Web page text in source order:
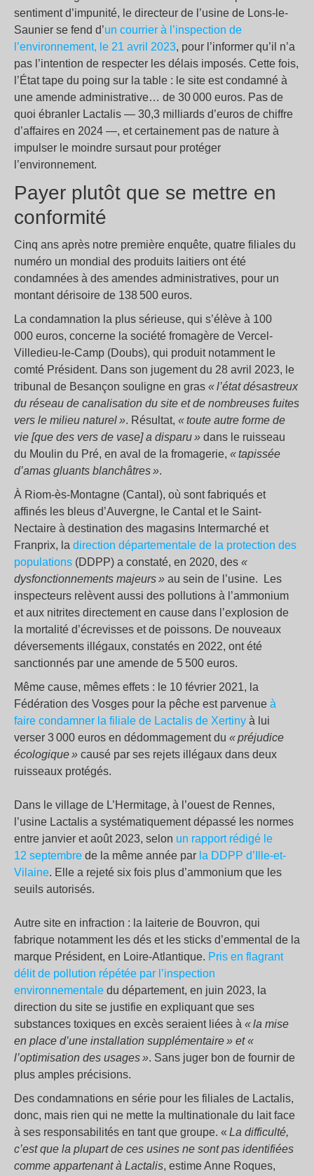
sentiment d’impunité, le directeur de l’usine de Lons-le-
Saunier se fend d’un courrier à l’inspection de
l’environnement, le 21 avril 2023, pour l’informer qu’il n’a
pas l’intention de respecter les délais imposés. Cette fois,
l’État tape du poing sur la table : le site est condamné à
une amende administrative… de 30 000 euros. Pas de
quoi ébranler Lactalis — 30,3 milliards d’euros de chiffre
d’affaires en 2024 —, et certainement pas de nature à
impulser le moindre sursaut pour protéger
l’environnement.
Payer plutôt que se mettre en
conformité
Cinq ans après notre première enquête, quatre filiales du
numéro un mondial des produits laitiers ont été
condamnées à des amendes administratives, pour un
montant dérisoire de 138 500 euros.
La condamnation la plus sérieuse, qui s’élève à 100
000 euros, concerne la société fromagère de Vercel-
Villedieu-le-Camp (Doubs), qui produit notamment le
comté Président. Dans son jugement du 28 avril 2023, le
tribunal de Besançon souligne en gras « l’état désastreux
du réseau de canalisation du site et de nombreuses fuites
vers le milieu naturel ». Résultat, « toute autre forme de
vie [que des vers de vase] a disparu » dans le ruisseau
du Moulin du Pré, en aval de la fromagerie, « tapissée
d’amas gluants blanchâtres ».
À Riom-ès-Montagne (Cantal), où sont fabriqués et
affinés les bleus d’Auvergne, le Cantal et le Saint-
Nectaire à destination des magasins Intermarché et
Franprix, la direction départementale de la protection des
populations (DDPP) a constaté, en 2020, des «
dysfonctionnements majeurs » au sein de l’usine. Les
inspecteurs relèvent aussi des pollutions à l’ammonium
et aux nitrites directement en cause dans l’explosion de
la mortalité d’écrevisses et de poissons. De nouveaux
déversements illégaux, constatés en 2022, ont été
sanctionnés par une amende de 5 500 euros.
Même cause, mêmes effets : le 10 février 2021, la
Fédération des Vosges pour la pêche est parvenue à
faire condamner la filiale de Lactalis de Xertiny à lui
verser 3 000 euros en dédommagement du « préjudice
écologique » causé par ses rejets illégaux dans deux
ruisseaux protégés.
Dans le village de L’Hermitage, à l’ouest de Rennes,
l’usine Lactalis a systématiquement dépassé les normes
entre janvier et août 2023, selon un rapport rédigé le
12 septembre de la même année par la DDPP d’Ille-et-
Vilaine. Elle a rejeté six fois plus d’ammonium que les
seuils autorisés.
Autre site en infraction : la laiterie de Bouvron, qui
fabrique notamment les dés et les sticks d’emmental de la
marque Président, en Loire-Atlantique. Pris en flagrant
délit de pollution répétée par l’inspection
environnementale du département, en juin 2023, la
direction du site se justifie en expliquant que ses
substances toxiques en excès seraient liées à « la mise
en place d’une installation supplémentaire » et «
l’optimisation des usages ». Sans juger bon de fournir de
plus amples précisions.
Des condamnations en série pour les filiales de Lactalis,
donc, mais rien qui ne mette la multinationale du lait face
à ses responsabilités en tant que groupe. « La difficulté,
c’est que la plupart de ces usines ne sont pas identifiées
comme appartenant à Lactalis, estime Anne Roques,